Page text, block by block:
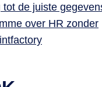
de juiste
over HR zonder